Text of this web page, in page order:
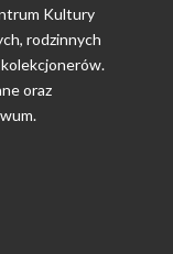
Kultury
rodzinnych
oraz